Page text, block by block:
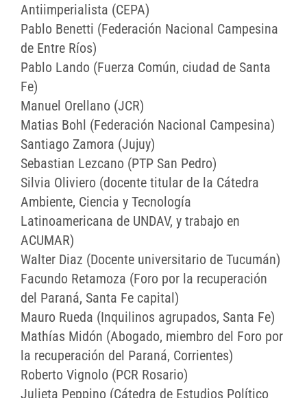
Antiimperialista (CEPA)
Pablo Benetti (Federación Nacional Campesina
de Entre Ríos)
Pablo Lando (Fuerza Común, ciudad de Santa
Fe)
Manuel Orellano (JCR)
Matias Bohl (Federación Nacional Campesina)
Santiago Zamora (Jujuy)
Sebastian Lezcano (PTP San Pedro)
Silvia Oliviero (docente titular de la Cátedra
Ambiente, Ciencia y Tecnología
Latinoamericana de UNDAV, y trabajo en
ACUMAR)
Walter Diaz (Docente universitario de Tucumán)
Facundo Retamoza (Foro por la recuperación
del Paraná, Santa Fe capital)
Mauro Rueda (Inquilinos agrupados, Santa Fe)
Mathías Midón (Abogado, miembro del Foro por
la recuperación del Paraná, Corrientes)
Roberto Vignolo (PCR Rosario)
Julieta Peppino (Cátedra de Estudios Político